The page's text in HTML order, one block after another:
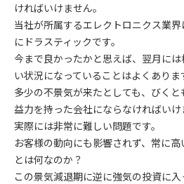
ければいけません。
当社が所属するエレクトロニクス業
にドラスティックです。
今まで良かったかと思えば、翌月に
い状況になっていることはよくありま
多少の不景気が来たとしても、びく
益力を持った会社にならなければいけ
実際には非常に難しい問題です。
お客様の動向にも影響されず、常に
とは何なのか？
この景気減退期に逆に強気の投資に